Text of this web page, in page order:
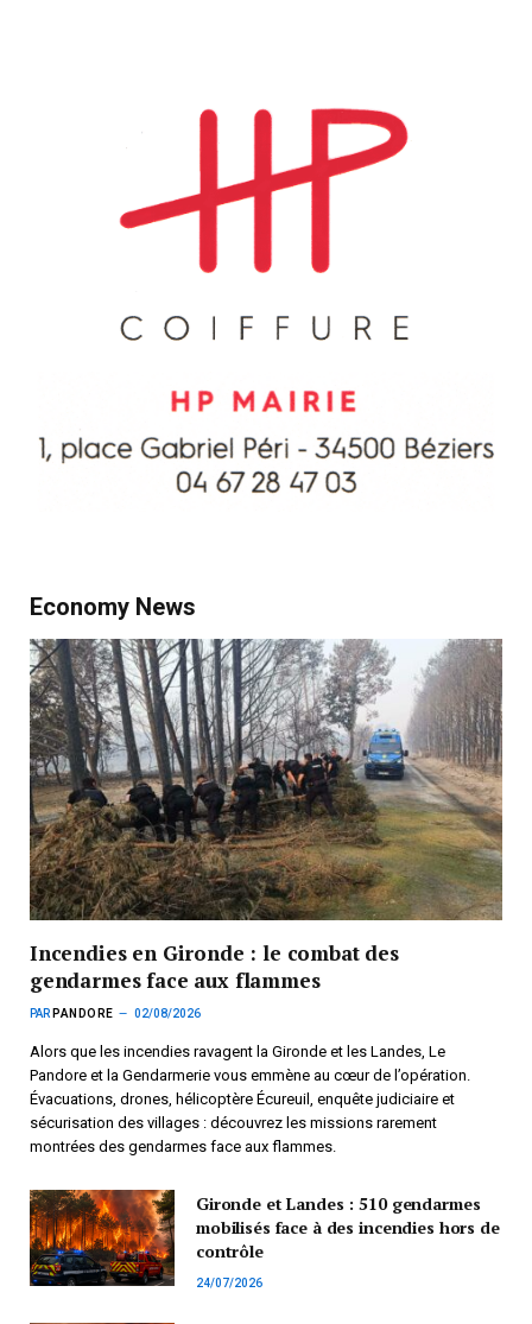
Economy News
Incendies en Gironde : le combat des
gendarmes face aux flammes
PAR PANDORE 02/08/2026
Alors que les incendies ravagent la Gironde et les Landes, Le
Pandore et la Gendarmerie vous emmène au cœur de l’opération.
Évacuations, drones, hélicoptère Écureuil, enquête judiciaire et
sécurisation des villages : découvrez les missions rarement
montrées des gendarmes face aux flammes.
Gironde et Landes : 510 gendarmes
mobilisés face à des incendies hors de
contrôle
24/07/2026